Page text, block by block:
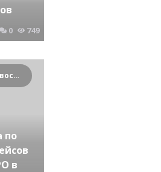
0 749
Криминальные новости Новосибирска и Сибирского региона
по
в